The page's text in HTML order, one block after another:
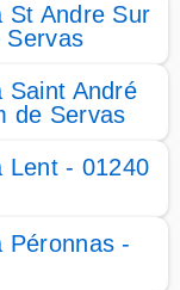
St Andre Sur
Servas
Saint André
de Servas
Lent - 01240
Péronnas -